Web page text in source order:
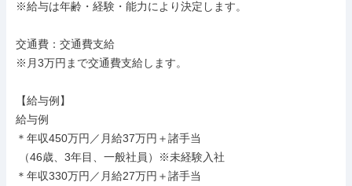
※給与は年齢・経験・能力により決定します。
交通費：交通費支給
※月3万円まで交通費支給します。
【給与例】
給与例
＊年収450万円／月給37万円＋諸手当
＊年収330万円／月給27万円＋諸手当